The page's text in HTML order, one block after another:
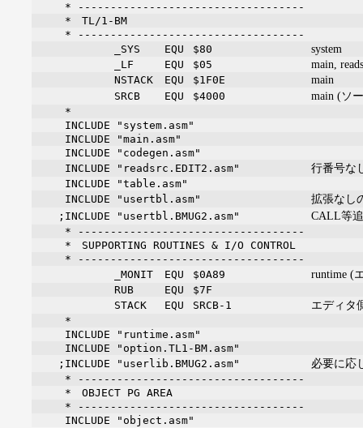
* -----------------------------------
* TL/1-BM
* -----------------------------------
_SYS
EQU $80 system
_LF EQU $05 main,
NSTACK EQU $1F0E main
SRCB EQU $4000 main (ソ
*
INCLUDE "system.asm"
INCLUDE "main.asm"
INCLUDE "codegen.asm"
INCLUDE "readsrc.EDIT2.asm"
行番号な
INCLUDE "table.asm"
INCLUDE "usertbl.asm"
拡張なし
;INCLUDE "usertbl.BMUG2.asm" CALL等
* -----------------------------------
* SUPPORTING ROUTINES & I/O CONTROL
* -----------------------------------
_MONIT
EQU $0A89 runtime (
RUB EQU
$7F
STACK
EQU SRCB-1 エディタ
*
INCLUDE "runtime.asm"
INCLUDE "option.TL1-BM.asm"
;INCLUDE "userlib.BMUG2.asm"
必要に応
* -----------------------------------
* OBJECT PG AREA
* -----------------------------------
INCLUDE "object.asm"